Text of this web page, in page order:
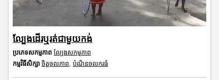
ល្បែងដើរឬរត់ជាមួយកង់
ប្រភេទសកម្មភាព ល្បែងសកម្មភាព
កម្មវិធីសិក្សា ចិត្តចលភាព, បំណិនចលករធំ